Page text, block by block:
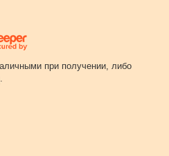
при получении, либо
.